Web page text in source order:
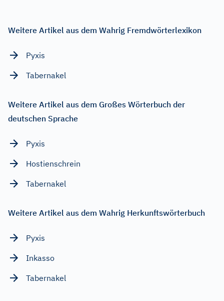
Weitere Artikel aus dem Wahrig Fremdwörterlexikon
Pyxis
Tabernakel
Weitere Artikel aus dem Großes Wörterbuch der
deutschen Sprache
Pyxis
Hostienschrein
Tabernakel
Weitere Artikel aus dem Wahrig Herkunftswörterbuch
Pyxis
Inkasso
Tabernakel